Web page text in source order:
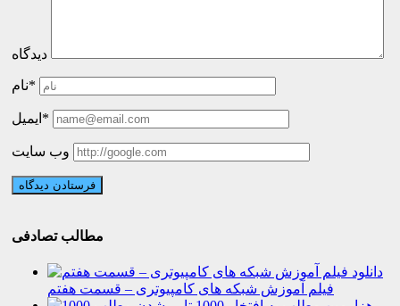
دیدگاه
نام*
ایمیل*
وب سایت
مطالب تصادفی
دانلود
فیلم آموزش شبکه های کامپیوتری – قسمت هفتم